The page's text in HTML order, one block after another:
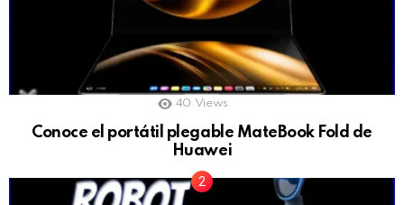
40 Views
Conoce el portátil plegable MateBook Fold de
Huawei